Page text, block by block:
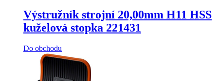
Výstružník strojní 20,00mm H11 HSS
kuželová stopka 221431
Do obchodu